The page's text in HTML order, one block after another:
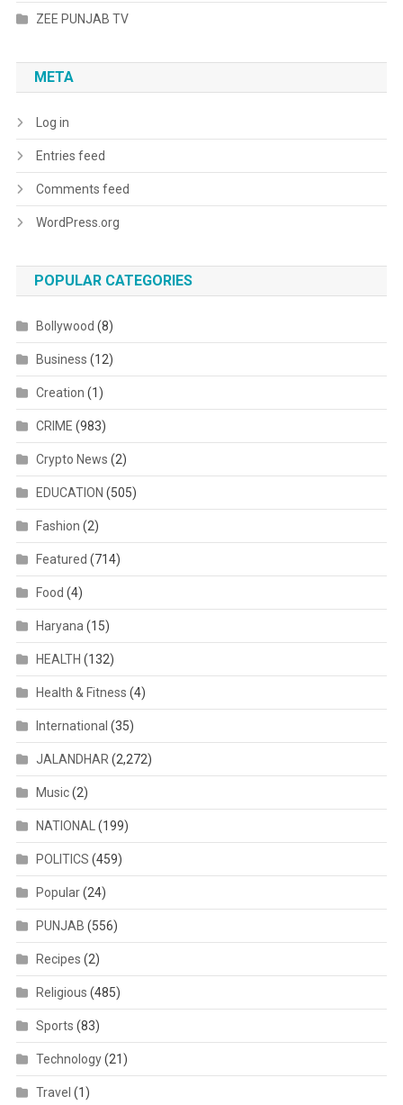
ZEE PUNJAB TV
META
Log in
Entries feed
Comments feed
WordPress.org
POPULAR CATEGORIES
Bollywood (8)
Business (12)
Creation (1)
CRIME (983)
Crypto News (2)
EDUCATION (505)
Fashion (2)
Featured (714)
Food (4)
Haryana (15)
HEALTH (132)
Health & Fitness (4)
International (35)
JALANDHAR (2,272)
Music(2)
NATIONAL (199)
POLITICS (459)
Popular(24)
PUNJAB (556)
Recipes (2)
Religious (485)
Sports (83)
Technology(21)
Travel (1)